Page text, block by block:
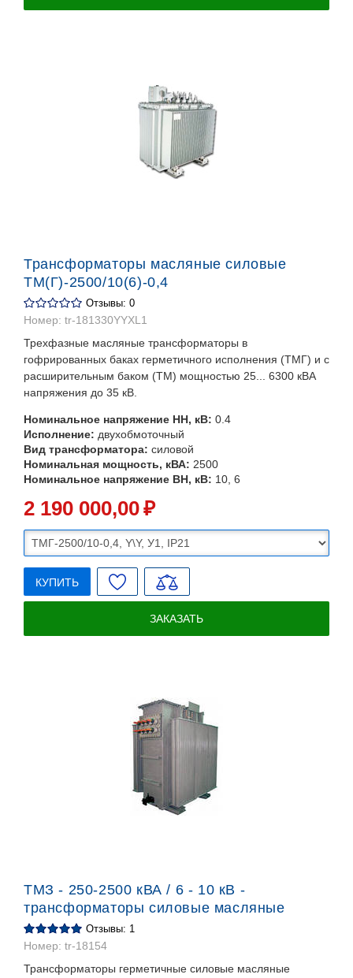
Трансформаторы масляные силовые
ТМ(Г)-2500/10(6)-0,4
Отзывы: 0
Номер: tr-181330YYXL1
Трехфазные масляные трансформаторы в
гофрированных баках герметичного исполнения (ТМГ) и с
расширительным баком (ТМ) мощностью 25... 6300 кВА
напряжения до 35 кВ.
Номинальное напряжение НН, кВ: 0.4
Исполнение: двухобмоточный
Вид трансформатора: силовой
Номинальная мощность, кВА: 2500
Номинальное напряжение ВН, кВ: 10, 6
2 190 000,00₽
КУПИТЬ
ЗАКАЗАТЬ
ТМЗ - 250-2500 кВА / 6 - 10 кВ -
трансформаторы силовые масляные
Отзывы: 1
Номер: tr-18154
Трансформаторы герметичные силовые масляные